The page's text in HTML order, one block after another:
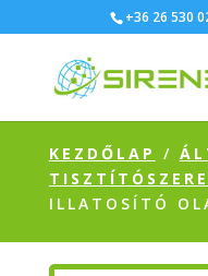
+36 26 530
KEZDŐLAP /
ILLATOSÍTÓ